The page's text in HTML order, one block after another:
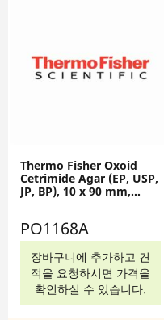
Thermo Fisher Oxoid
Cetrimide Agar (EP, USP,
JP, BP), 10 x 90 mm,
PO1168A
장바구니에 추가하고 견
적을 요청하시면 가격을
확인하실 수 있습니다.